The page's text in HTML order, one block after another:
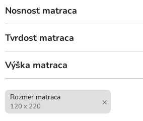
Nosnosť matraca
Tvrdosť matraca
Výška matraca
Rozmer matraca
120 x 220